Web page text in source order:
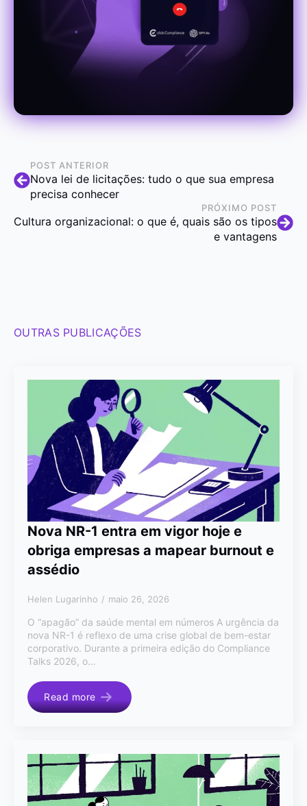
POST ANTERIOR
Nova lei de licitações: tudo o que sua empresa
precisa conhecer
PRÓXIMO POST
Cultura organizacional: o que é, quais são os tipos
e vantagens
OUTRAS PUBLICAÇÕES
Nova NR-1 entra em vigor hoje e
obriga empresas a mapear burnout e
assédio
Helen Lugarinho maio 26, 2026
O “apagão” da saúde mental em números A urgência da
nova NR-1 é reflexo de uma crise global de bem-estar
corporativo. Durante a primeira edição do Compliance
Talks 2026, o…
Read more